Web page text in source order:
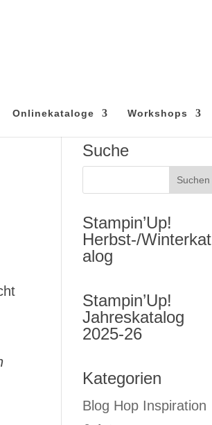
Onlinekataloge Workshops
Suche
Stampin’Up!
Herbst-/Winterkat
alog
Stampin’Up!
Jahreskatalog
2025-26
Kategorien
Blog Hop Inspiration